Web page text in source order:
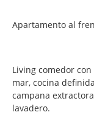
Apartamento al
Living comedor
mar, cocina
campana
lavadero.